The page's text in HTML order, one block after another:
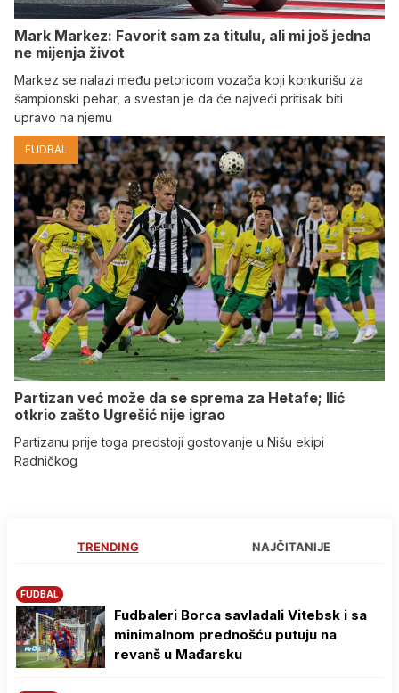
Mark Markez: Favorit sam za titulu, ali mi još jedna
ne mijenja život
Markez se nalazi među petoricom vozača koji konkurišu za
šampionski pehar, a svestan je da će najveći pritisak biti
upravo na njemu
FUDBAL
Partizan već može da se sprema za Hetafe; Ilić
otkrio zašto Ugrešić nije igrao
Partizanu prije toga predstoji gostovanje u Nišu ekipi
Radničkog
TRENDING NAJČITANIJE
FUDBAL
Fudbaleri Borca savladali Vitebsk i sa
minimalnom prednošću putuju na
revanš u Mađarsku